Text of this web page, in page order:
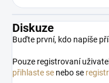
Diskuze
Buďte první, kdo napíše
Pouze registrovaní
přihlaste se nebo se